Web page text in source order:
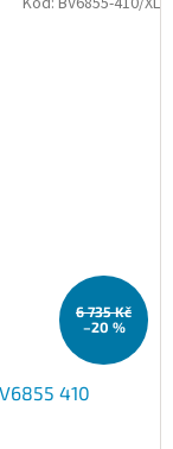
6 735 Kč
–20 %
410